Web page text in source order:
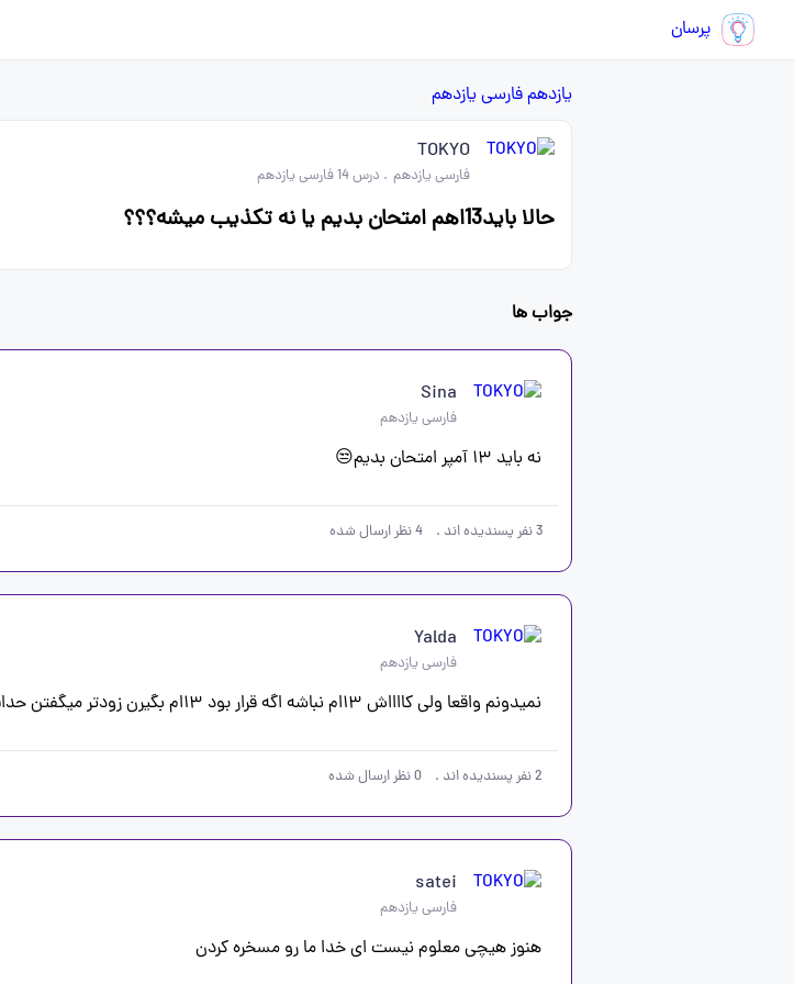
پرسان
یازدهمفارسی یازدهم
TOKYO
فارسی یازدهم . درس 14 فارسی یازدهم
حالا باید13اهم امتحان بدیم یا نه تکذیب میشه؟؟؟
جواب ها
Sina
فارسی یازدهم
نه باید ۱۳ آمپر امتحان بدیم😒
3نفر پسندیده اند .
4نظر ارسال شده
Yalda
فارسی یازدهم
نمیدونم واقعا ولی کااااش ۱۳ام نباشه اگه قرار بود ۱۳ام بگیرن زودتر میگفتن حداقل خدا جوابشونو بده ایشالا...
2نفر پسندیده اند .
0نظر ارسال شده
satei
فارسی یازدهم
هنوز هیچی معلوم نیست ای خدا ما رو مسخره کردن